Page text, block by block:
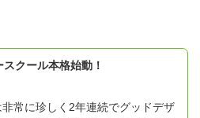
クール本格始動！
常に珍しく2年連続でグッドデザ